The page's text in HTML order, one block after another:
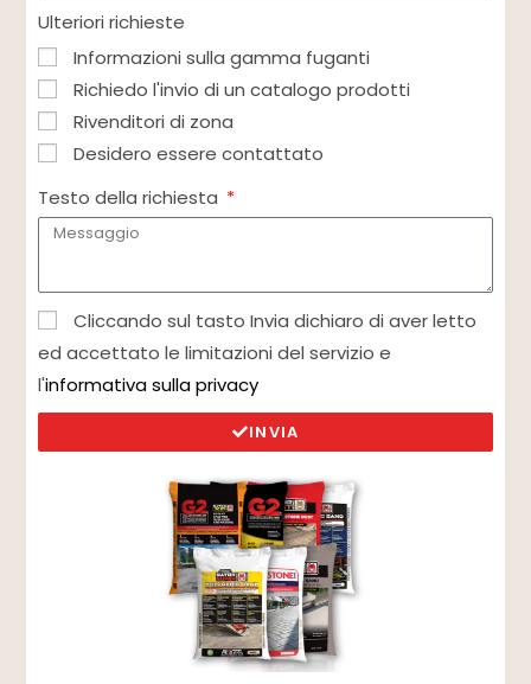
Ulteriori richieste
Informazioni sulla gamma fuganti
Richiedo l'invio di un catalogo prodotti
Rivenditori di zona
Desidero essere contattato
Testo della richiesta
Cliccando sul tasto Invia dichiaro di aver letto
ed accettato le limitazioni del servizio e
l'informativa sulla privacy
INVIA